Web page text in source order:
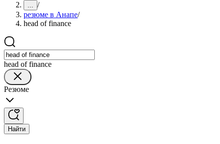
... /
резюме в Анапе/
head of finance
head of finance
Резюме
Найти